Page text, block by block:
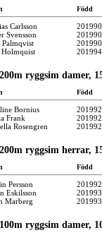
Född
Carlsson
201990
Svensson
201990
201990
201994
ryggsim damer,
Född
Bornius
201992
Frank
201992
Rosengren 201992
ryggsim herrar,
Född
Persson
201992
Eskilsson
201993
Marberg 201993
ryggsim damer,